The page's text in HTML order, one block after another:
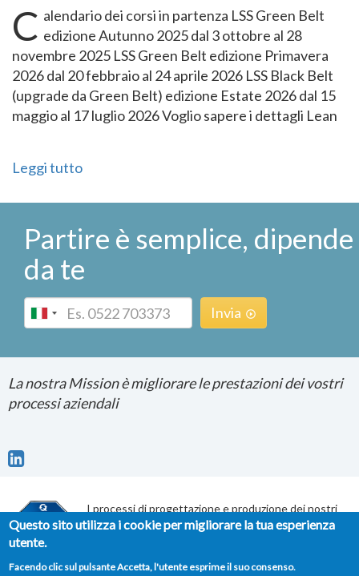
C alendario dei corsi in partenza LSS Green Belt
edizione Autunno 2025 dal 3 ottobre al 28
novembre 2025 LSS Green Belt edizione Primavera
2026 dal 20 febbraio al 24 aprile 2026 LSS Black Belt
(upgrade da Green Belt) edizione Estate 2026 dal 15
maggio al 17 luglio 2026 Voglio sapere i dettagli Lean
Leggi tutto
Partire è semplice, dipende
da te
Phone Invia
La nostra Mission è migliorare le prestazioni dei vostri
processi aziendali
I processi di progettazione e produzione dei nostri
servizi di Consulenza e Formazione sono certificati
Questo sito utilizza i cookie per migliorare la tua esperienza
utente.
Facendo clic sul pulsante Accetta, l'utente esprime il suo consenso.